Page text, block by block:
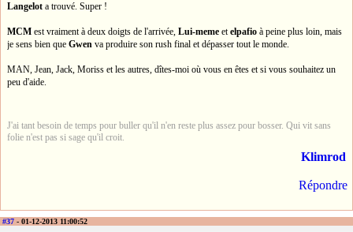
Langelot a trouvé. Super !
MCM est vraiment à deux doigts de l'arrivée, Lui-meme etelpafio à peine plus loin, mais
je sens bien que Gwen va produire son rush final et dépasser tout le monde.
MAN, Jean, Jack, Moriss et les autres, dîtes-moi où vous en êtes et si vous souhaitez un
peu d'aide.
J'ai tant besoin de temps pour buller qu'il n'en reste plus assez pour bosser. Qui vit sans
folie n'est pas si sage qu'il croit.
Klimrod
Répondre
#37 - 01-12-2013 11:00:52